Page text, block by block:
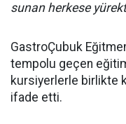
sunan herkese
GastroÇubuk
tempolu geçen
kursiyerlerle birlikte
ifade etti.